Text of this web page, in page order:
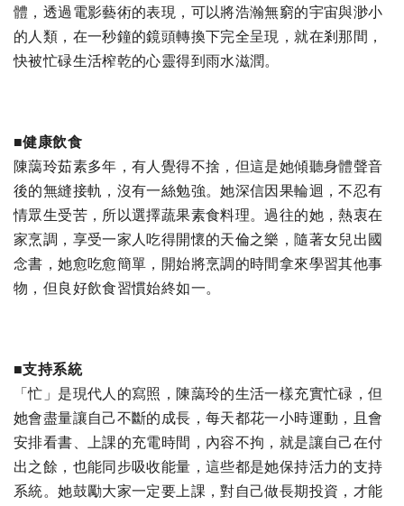
體，透過電影藝術的表現，可以將浩瀚無窮的宇宙與渺小
的人類，在一秒鐘的鏡頭轉換下完全呈現，就在剎那間，
快被忙碌生活榨乾的心靈得到雨水滋潤。
■健康飲食
陳藹玲茹素多年，有人覺得不捨，但這是她傾聽身體聲音
後的無縫接軌，沒有一絲勉強。她深信因果輪迴，不忍有
情眾生受苦，所以選擇蔬果素食料理。過往的她，熱衷在
家烹調，享受一家人吃得開懷的天倫之樂，隨著女兒出國
念書，她愈吃愈簡單，開始將烹調的時間拿來學習其他事
物，但良好飲食習慣始終如一。
■支持系統
「忙」是現代人的寫照，陳藹玲的生活一樣充實忙碌，但
她會盡量讓自己不斷的成長，每天都花一小時運動，且會
安排看書、上課的充電時間，內容不拘，就是讓自己在付
出之餘，也能同步吸收能量，這些都是她保持活力的支持
系統。她鼓勵大家一定要上課，對自己做長期投資，才能